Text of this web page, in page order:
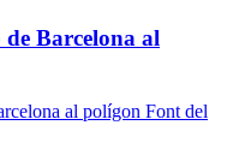
Barcelona al